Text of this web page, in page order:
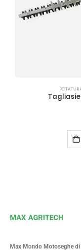
MAX AGRITECH
Max Mondo Motoseghe